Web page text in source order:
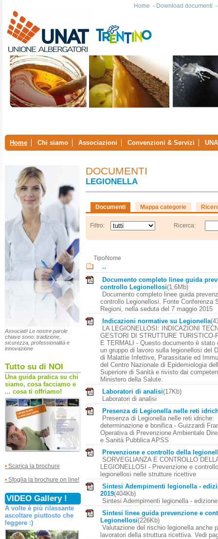
Home - Download documenti
Home Chi siamo Associazioni Convenzioni & Servizi
Associati! Le nostre parole
chiave sono: tradizione,
sicurezza, professionalità e
innovazione
Tutto su di NOI
Una guida pratica su chi
siamo, cosa facciamo e
... cosa ti offriamo!
• Scarica la brochure
• Sfoglia la brochure on line!
VIDEO Gallery !
A volte è più rilassante
ascoltare piuttosto che
leggere :)
DOCUMENTI
LEGIONELLA
Documenti Mappa categorie
Filtro: Ricerca:
Tipo Nome
..
Documento completo linee guida
controllo Legionellosi(1,6Mb)
Documento completo linee guida
controllo Legionellosi. Fonte Conferenza
Regioni, nella seduta del 7 maggio 2015
Indicazioni normative su Legionella
LA LEGIONELLOSI: INDICAZIONI
GESTORI DI STRUTTURE TURISTICO-
E TERMALI - Questo documento è stato
un gruppo di lavoro sulla legionellosi del
di Malattie Infettive, Parassitarie ed
del Centro Nazionale di Epidemiologia
Superiore di Sanità e rivisto dai
Ministero della Salute.
Laboratori di analisi(17Kb)
Laboratori di analisi
Presenza di Legionella nelle reti
Presenza di Legionella nelle reti idriche:
determinazione e bonifica - Guizzardi
Operativa di Prevenzione Ambientale
e Sanità Pubblica APSS
Prevenzione e controllo della
SORVEGLIANZA E CONTROLLO
LEGIONELLOSI - Prevenzione e
legionellosi nelle strutture ricettive
Sintesi Adempimenti legionella -
2019(404Kb)
Sintesi Adempimenti legionella -
Sintesi linee guida prevenzione e
Legionellosi(226Kb)
Valutazione del rischio legionella anche
lavoratori della struttura ricettiva. Vedi